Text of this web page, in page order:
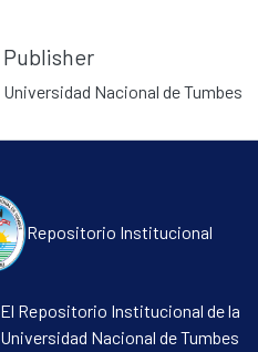
Publisher
Universidad Nacional de Tumbes
Repositorio Institucional
El Repositorio Institucional de la
Universidad Nacional de Tumbes